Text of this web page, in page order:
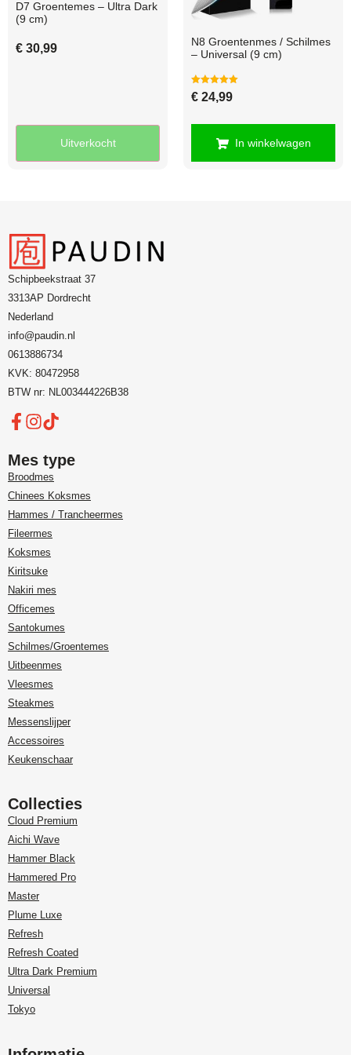
D7 Groentemes – Ultra Dark
(9 cm)
€ 30,99
Uitverkocht
N8 Groentenmes / Schilmes
– Universal (9 cm)
Gewaardeerd
5.00
€ 24,99
In winkelwagen
Schipbeekstraat 37
3313AP Dordrecht
Nederland
info@paudin.nl
0613886734
KVK: 80472958
BTW nr: NL003444226B38
Mes type
Broodmes
Chinees Koksmes
Hammes / Trancheermes
Fileermes
Koksmes
Kiritsuke
Nakiri mes
Officemes
Santokumes
Schilmes/Groentemes
Uitbeenmes
Vleesmes
Steakmes
Messenslijper
Accessoires
Keukenschaar
Collecties
Cloud Premium
Aichi Wave
Hammer Black
Hammered Pro
Master
Plume Luxe
Refresh
Refresh Coated
Ultra Dark Premium
Universal
Tokyo